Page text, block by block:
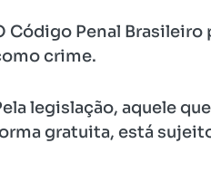
Código Penal
crime.
legislação, aquele
gratuita, está